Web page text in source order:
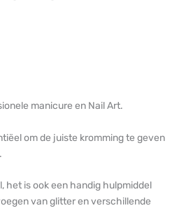
manicure en Nail Art.
om de juiste kromming te geven
het is ook een handig hulpmiddel
van glitter en verschillende